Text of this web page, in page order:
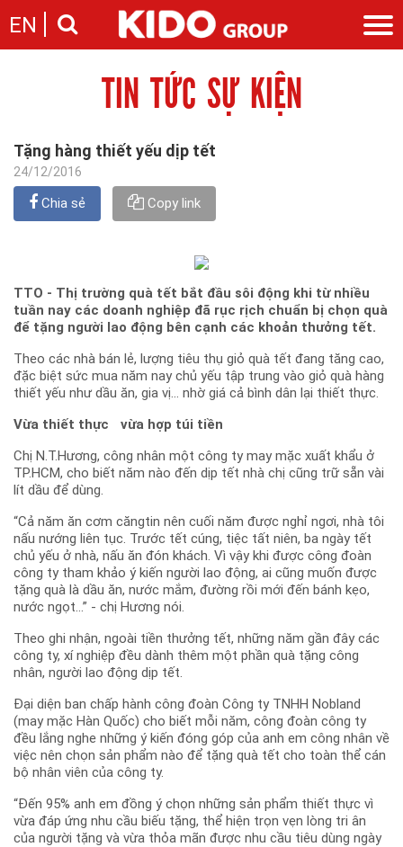
EN
Câu chuyện KIDO
Cam kết của KIDO
Nhà sáng lập
Ngành gia vị
Ngành bánh
Tin tức
Tin tức & sự kiện
Thông cáo báo chí của tập đoàn
Nhà đầu tư
Thông điệp
Các công ty thành viên
Liên hệ
Liên hệ
Nhu cầu tuyển dụng
TIN TỨC SỰ KIỆN
Tặng hàng thiết yếu dịp tết
24/12/2016
Chia sẻ Copy link
TTO - Thị trường quà tết bắt đầu sôi động khi từ nhiều
tuần nay các doanh nghiệp đã rục rịch chuẩn bị chọn quà
để tặng người lao động bên cạnh các khoản thưởng tết.
Theo các nhà bán lẻ, lượng tiêu thụ giỏ quà tết đang tăng cao,
đặc biệt sức mua năm nay chủ yếu tập trung vào giỏ quà hàng
thiết yếu như dầu ăn, gia vị... nhờ giá cả bình dân lại thiết thực.
Vừa thiết thực vừa hợp túi tiền
Chị N.T.Hương, công nhân một công ty may mặc xuất khẩu ở
TP.HCM, cho biết năm nào đến dịp tết nhà chị cũng trữ sẵn vài
lít dầu để dùng.
“Cả năm ăn cơm căngtin nên cuối năm được nghỉ ngơi, nhà tôi
nấu nướng liên tục. Trước tết cúng, tiệc tất niên, ba ngày tết
chủ yếu ở nhà, nấu ăn đón khách. Vì vậy khi được công đoàn
công ty tham khảo ý kiến người lao động, ai cũng muốn được
tặng quà là dầu ăn, nước mắm, đường rồi mới đến bánh kẹo,
nước ngọt...” - chị Hương nói.
Theo ghi nhận, ngoài tiền thưởng tết, những năm gần đây các
công ty, xí nghiệp đều dành thêm một phần quà tặng công
nhân, người lao động dịp tết.
Đại diện ban chấp hành công đoàn Công ty TNHH Nobland
(may mặc Hàn Quốc) cho biết mỗi năm, công đoàn công ty
đều lắng nghe những ý kiến đóng góp của anh em công nhân về
việc nên chọn sản phẩm nào để tặng quà tết cho toàn thể cán
bộ nhân viên của công ty.
“Đến 95% anh em đồng ý chọn những sản phẩm thiết thực vì
vừa đáp ứng nhu cầu biếu tặng, thể hiện trọn vẹn lòng tri ân
của người tặng và vừa thỏa mãn được nhu cầu tiêu dùng ngày